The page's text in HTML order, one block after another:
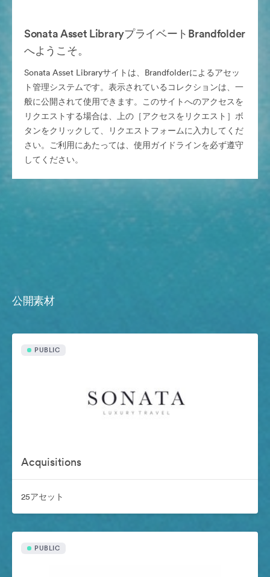
Sonata Asset LibraryプライベートBrandfolder
へようこそ。
Sonata Asset Libraryサイトは、Brandfolderによるアセッ
ト管理システムです。表示されているコレクションは、一
般に公開されて使用できます。このサイトへのアクセスを
リクエストする場合は、上の［アクセスをリクエスト］ボ
タンをクリックして、リクエストフォームに入力してくだ
さい。ご利用にあたっては、使用ガイドラインを必ず遵守
してください。
公開素材
PUBLIC
Acquisitions
25アセット
PUBLIC